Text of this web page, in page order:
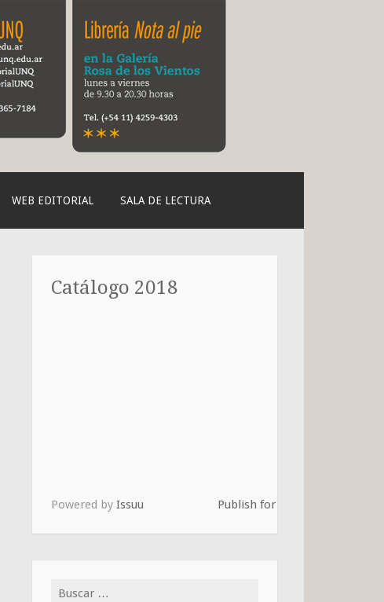
WEB EDITORIAL SALA DE LECTURA
Catálogo 2018
Powered by Issuu Publish for Free
Buscar: